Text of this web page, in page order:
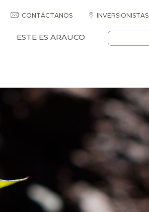
CONTÁCTANOS INVERSIONISTAS
ESTE ES ARAUCO